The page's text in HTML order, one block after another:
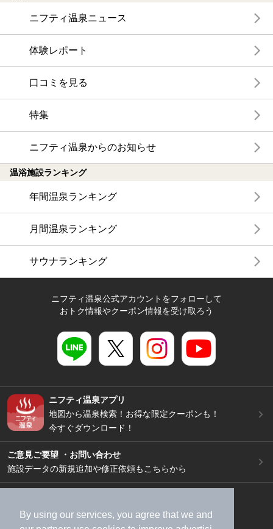
By using our services, you agree that we and
ニフティ温泉ニュース
体験レポート
口コミを見る
特集
ニフティ温泉からのお知らせ
温浴施設ランキング
年間温泉ランキング
月間温泉ランキング
サウナランキング
ニフティ温泉公式アカウントをフォローして
おトク情報やクーポン情報を受け取ろう
ニフティ温泉アプリ
地図から温泉検索！お得な限定クーポンも！
今すぐダウンロード！
ご意見ご要望 ・お問い合わせ
施設データの新規追加や修正依頼もこちらから
加盟店募集（資料請求）
広告出稿のご案内